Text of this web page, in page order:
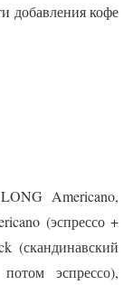
добавления кофе
Americano,
(эспрессо +
(скандинавский
эспрессо),